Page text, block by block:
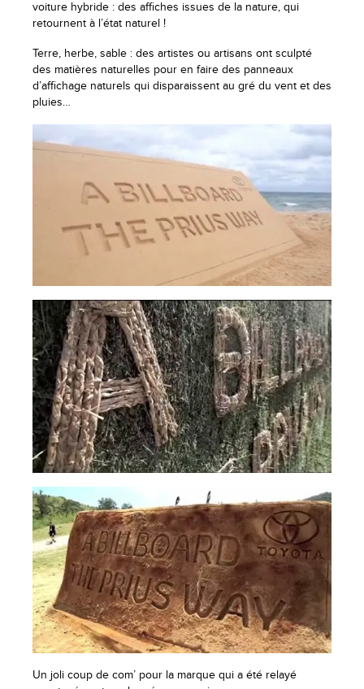
voiture hybride : des affiches issues de la nature, qui
retournent à l’état naturel !
Terre, herbe, sable : des artistes ou artisans ont sculpté
des matières naturelles pour en faire des panneaux
d’affichage naturels qui disparaissent au gré du vent et des
pluies…
Un joli coup de com’ pour la marque qui a été relayé